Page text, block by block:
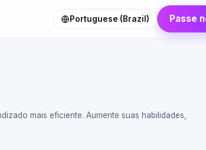
Portuguese (Brazil) Passe
mais eficiente. Aumente suas habilidades,